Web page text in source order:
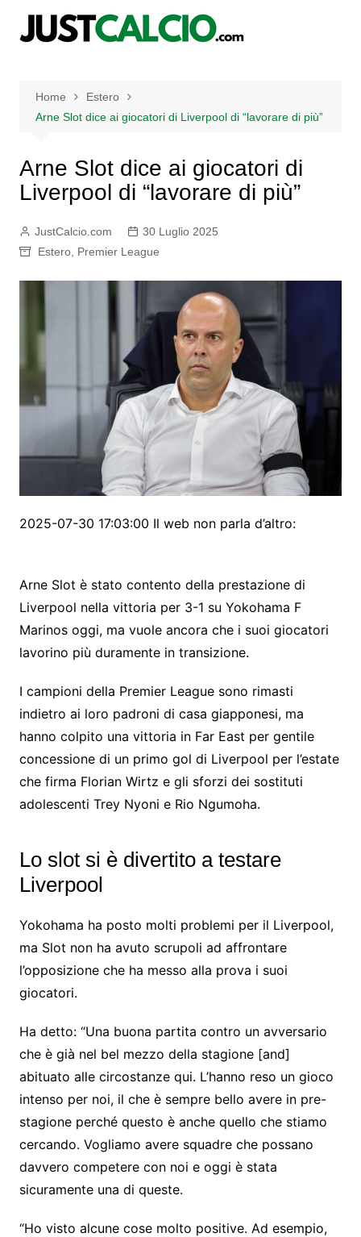
Home
Estero
Arne Slot dice ai giocatori di Liverpool di “lavorare di più”
Arne Slot dice ai giocatori di
Liverpool di “lavorare di più”
JustCalcio.com
30 Luglio 2025
Estero, Premier League
2025-07-30 17:03:00 Il web non parla d’altro:
Arne Slot è stato contento della prestazione di
Liverpool nella vittoria per 3-1 su Yokohama F
Marinos oggi, ma vuole ancora che i suoi giocatori
lavorino più duramente in transizione.
I campioni della Premier League sono rimasti
indietro ai loro padroni di casa giapponesi, ma
hanno colpito una vittoria in Far East per gentile
concessione di un primo gol di Liverpool per l’estate
che firma Florian Wirtz e gli sforzi dei sostituti
adolescenti Trey Nyoni e Rio Ngumoha.
Lo slot si è divertito a testare
Liverpool
Yokohama ha posto molti problemi per il Liverpool,
ma Slot non ha avuto scrupoli ad affrontare
l’opposizione che ha messo alla prova i suoi
giocatori.
Ha detto: “Una buona partita contro un avversario
che è già nel bel mezzo della stagione [and]
abituato alle circostanze qui. L’hanno reso un gioco
intenso per noi, il che è sempre bello avere in pre-
stagione perché questo è anche quello che stiamo
cercando. Vogliamo avere squadre che possano
davvero competere con noi e oggi è stata
sicuramente una di queste.
“Ho visto alcune cose molto positive. Ad esempio,